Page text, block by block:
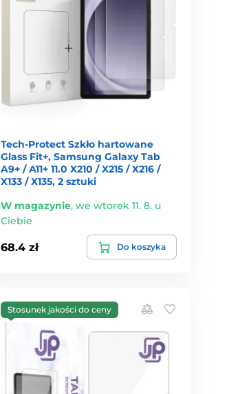
Tech-Protect Szkło hartowane
Glass Fit+, Samsung Galaxy Tab
A9+ / A11+ 11.0 X210 / X215 / X216 /
X133 / X135, 2 sztuki
W magazynie,we wtorek 11. 8. u
Ciebie
68.4 zł Do koszyka
Stosunek jakości do ceny